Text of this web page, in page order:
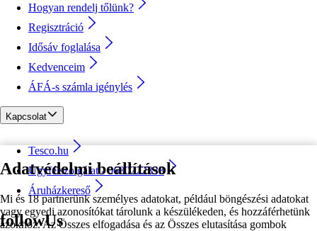
Adatvédelmi beállítások
Mi és 18 partnerünk személyes adatokat, például böngészési adatokat
vagy egyedi azonosítókat tárolunk a készülékeden, és hozzáférhetünk
azokhoz. Az Összes elfogadása és az Összes elutasítása gombok
Hogyan rendelj tőlünk?
Regisztráció
Idősáv foglalása
Kedvenceim
ÁFÁ-s számla igénylés
Kapcsolat
Tesco.hu
Ügyfélszolgálat - 0680222333
Áruházkereső
followUs